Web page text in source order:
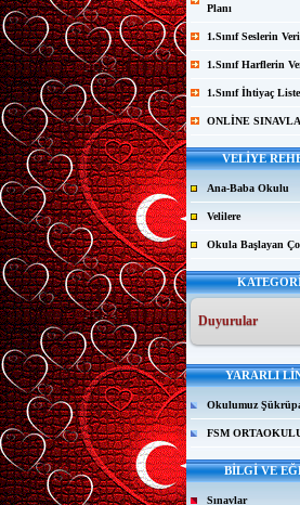
Planı
1.Sınıf Seslerin
1.Sınıf Harflerin
1.Sınıf İhtiyaç
ONLİNE
VELİYE
Ana-Baba Okulu
Velilere
Okula Başlayan
Duyurular
YARARLI
Okulumuz
FSM
BİLGİ VE
Sınavlar